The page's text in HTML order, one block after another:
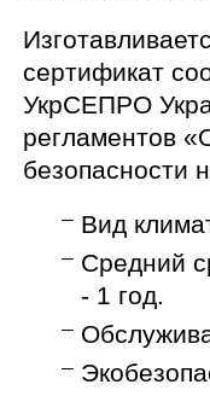
сертификат
УкрСЕПРО
регламентов
безопасности
Вид
Средний
- 1 год.